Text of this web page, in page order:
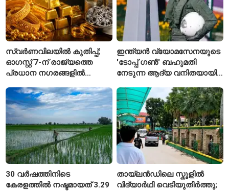
സ്വർണവിലയിൽ കുതിപ്പ്;
ഓഗസ്റ്റ് 7-ന് രാജ്യത്തെ
പ്രധാന നഗരങ്ങളിൽ
ഇന്ത്യൻ വ്യോമസേനയുടെ
'ടോപ്പ് ഗൺ' ബഹുമതി
നേടുന്ന ആദ്യ വനിതയായി
30 വർഷത്തിനിടെ
കേരളത്തിൽ നഷ്ടമായത് 3.29
തായ്‌ലൻഡിലെ സ്കൂളിൽ
വിദ്യാർഥി വെടിയുതിർത്തു;